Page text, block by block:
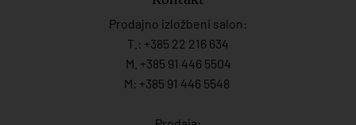
Prodajno izložbeni salon:
T.: +385 22 216 634
M. +385 91 446 5504
M: +385 91 446 5548